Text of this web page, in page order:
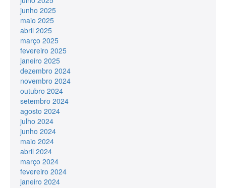
junho 2025
maio 2025
abril 2025
março 2025
fevereiro 2025
janeiro 2025
dezembro 2024
novembro 2024
outubro 2024
setembro 2024
agosto 2024
julho 2024
junho 2024
maio 2024
abril 2024
março 2024
fevereiro 2024
janeiro 2024